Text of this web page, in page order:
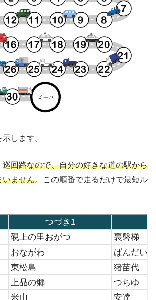
します。
巡回路なので、自分の好きな道の駅から
いません。この順番で走るだけで最短ル